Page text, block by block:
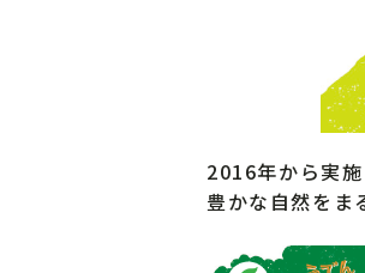
2016年から実
豊かな自然をま